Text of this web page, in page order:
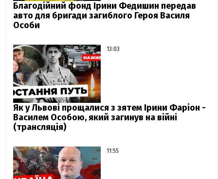
Благодійний фонд Ірини Федишин передав
авто для бригади загиблого Героя Василя
Особи
13:03
Як у Львові прощалися з зятем Ірини Фаріон -
Василем Особою, який загинув на війні
(трансляція)
11:55